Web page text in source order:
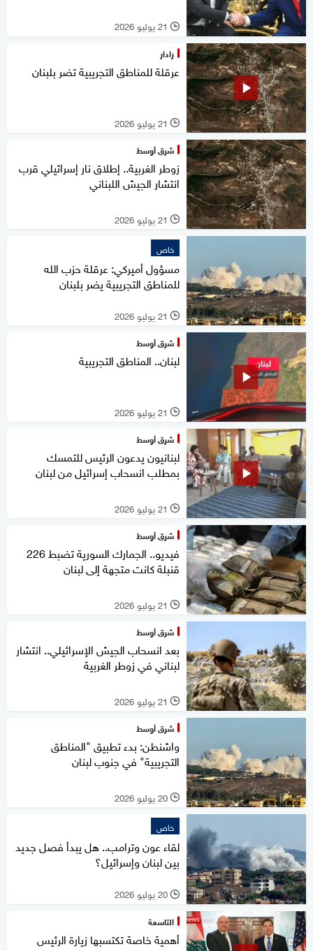
l 21 يوليو 2026
رادار
عرقلة للمناطق التجريبية تضر بلبنان
l 21 يوليو 2026
شرق أوسط
زوطر الغربية.. إطلاق نار إسرائيلي قرب
انتشار الجيش اللبناني
l 21 يوليو 2026
خاص
مسؤول أميركي: عرقلة حزب الله
للمناطق التجريبية يضر بلبنان
l 21 يوليو 2026
شرق أوسط
لبنان.. المناطق التجريبية
l 21 يوليو 2026
شرق أوسط
لبنانيون يدعون الرئيس للتمسك
بمطلب انسحاب إسرائيل من لبنان
l 21 يوليو 2026
شرق أوسط
فيديو.. الجمارك السورية تضبط 226
قنبلة كانت متجهة إلى لبنان
l 21 يوليو 2026
شرق أوسط
بعد انسحاب الجيش الإسرائيلي.. انتشار
لبناني في زوطر الغربية
l 21 يوليو 2026
شرق أوسط
واشنطن: بدء تطبيق "المناطق
التجريبية" في جنوب لبنان
l 20 يوليو 2026
خاص
لقاء عون وترامب.. هل يبدأ فصل جديد
بين لبنان وإسرائيل؟
l 20 يوليو 2026
التاسعة
أهمية خاصة تكتسبها زيارة الرئيس